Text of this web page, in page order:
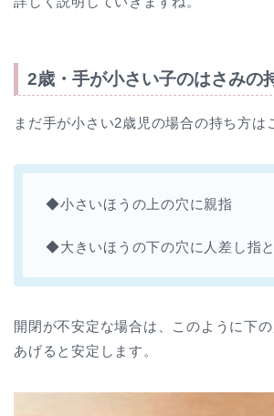
2歳・手が小さい子のはさみの
まだ手が小さい2歳児の場合の持ち方は
◆小さいほうの上の穴に親指
◆大きいほうの下の穴に人差し指
開閉が不安定な場合は、このように下
あげると安定します。